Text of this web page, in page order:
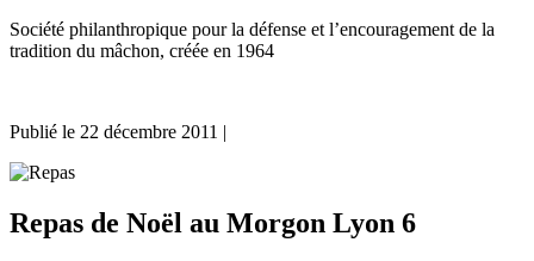
Société philanthropique pour la défense et l’encouragement de la
tradition du mâchon, créée en 1964
Publié le 22 décembre 2011 |
Repas de Noël au Morgon Lyon 6